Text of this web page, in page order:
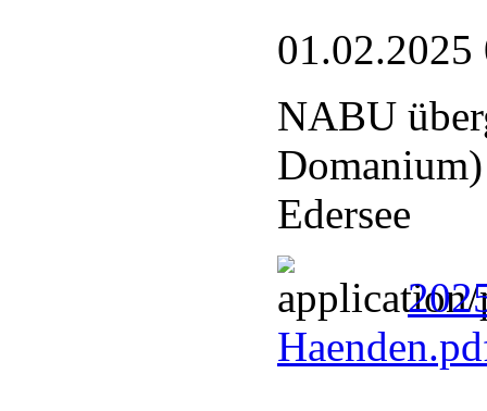
01.02.2025
NABU
Edersee